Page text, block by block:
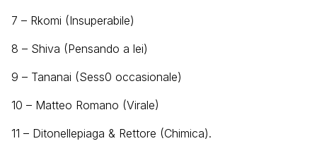
7 – Rkomi (Insuperabile)
8 – Shiva (Pensando a lei)
9 – Tananai (Sess0 occasionale)
10 – Matteo Romano (Virale)
11 – Ditonellepiaga & Rettore (Chimica).